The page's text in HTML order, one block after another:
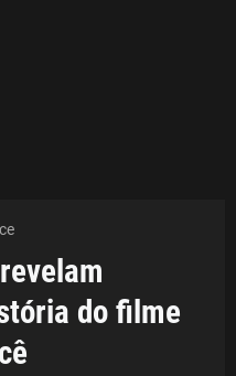
do filme